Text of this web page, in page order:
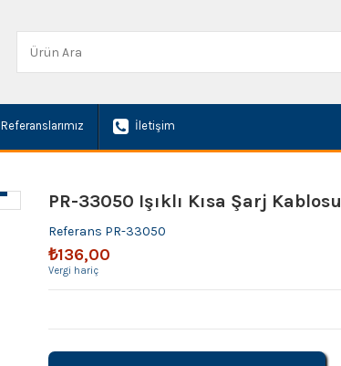
Referanslarımız İletişim
PR-33050 Işıklı Kısa Şarj Kablosu
Referans PR-33050
₺136,00
Vergi hariç